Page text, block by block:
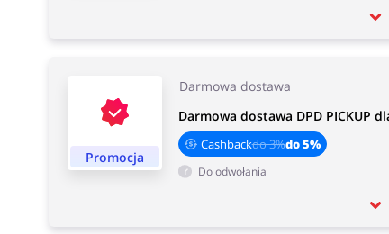
Promocja
Darmowa dostawa
Darmowa dostawa DPD PICKUP
Cashbackdo 3%do 5%
Do odwołania